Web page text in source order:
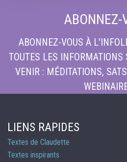
ABONNEZ-
ABONNEZ-VOUS À
TOUTES LES INFORMATIONS
VENIR : MÉDITATIONS,
LIENS RAPIDES
Textes de Claudette
Textes inspirants